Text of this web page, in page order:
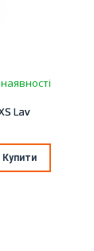
Lav
Купити